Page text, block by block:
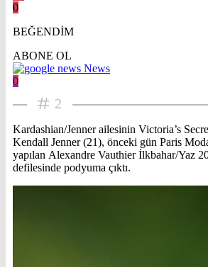
0
BEĞENDİM
ABONE OL
News
0
2
Kardashian/Jenner ailesinin Victoria’s
Kendall Jenner (21), önceki gün Paris
yapılan Alexandre Vauthier İlkbahar/Yaz
defilesinde podyuma çıktı.